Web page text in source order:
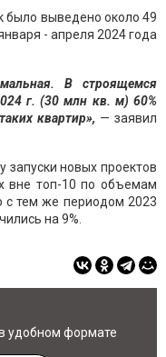
было выведено около 49
- апреля 2024 года
В строящемся
г. (30 млн кв. м) 60%
квартир», — заявил
новых проектов
вне топ-10 по объемам
с тем же периодом 2023
на 9%.
удобном формате